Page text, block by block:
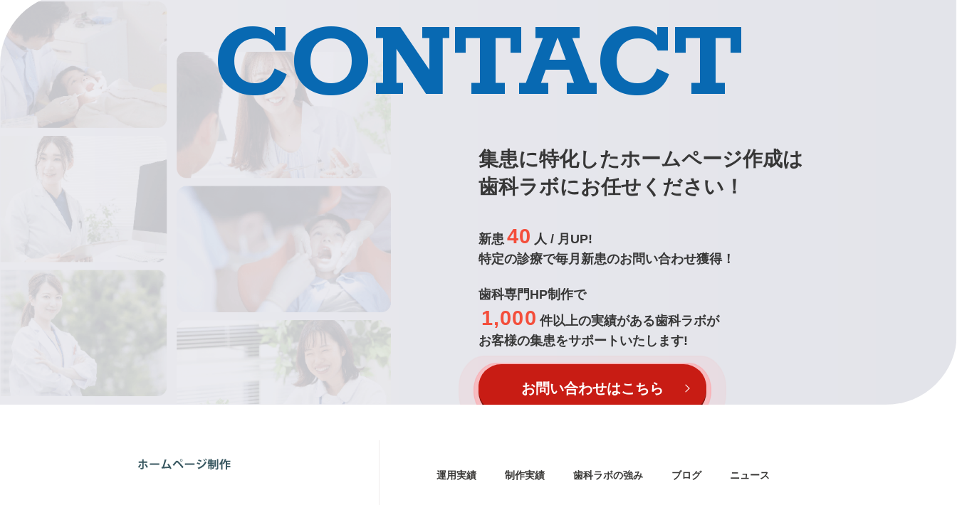
CONTACT
集患に特化したホームページ作成は
歯科ラボにお任せください！
新患 40 人 / 月UP!
特定の診療で毎月新患のお問い合わせ獲得！
歯科専門HP制作で
1,000 件以上の実績がある歯科ラボが
お客様の集患をサポートいたします!
お問い合わせはこちら
運用実績 制作実績 歯科ラボの強み ブログ ニュース